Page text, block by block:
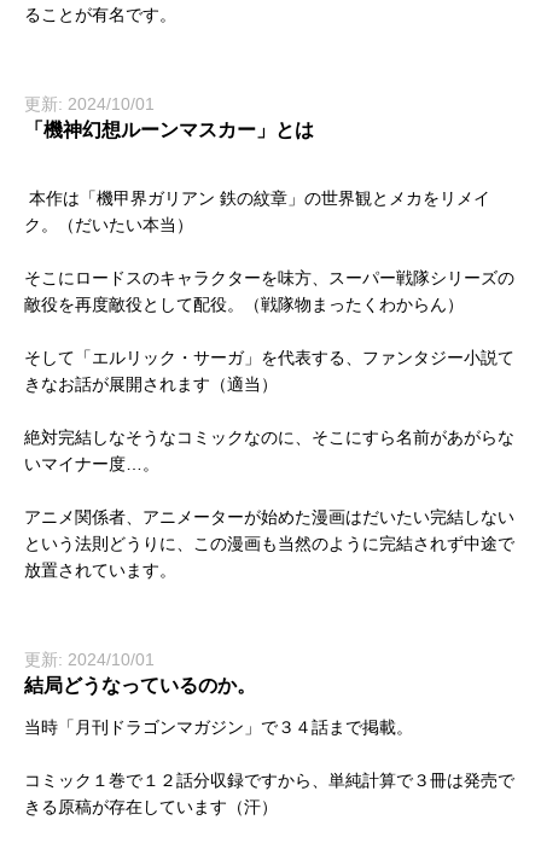
ることが有名です。
更新: 2024/10/01
「機神幻想ルーンマスカー」とは
本作は「機甲界ガリアン 鉄の紋章」の世界観とメカをリメイ
ク。（だいたい本当）
そこにロードスのキャラクターを味方、スーパー戦隊シリーズの
敵役を再度敵役として配役。（戦隊物まったくわからん）
そして「エルリック・サーガ」を代表する、ファンタジー小説て
きなお話が展開されます（適当）
絶対完結しなそうなコミックなのに、そこにすら名前があがらな
いマイナー度…。
アニメ関係者、アニメーターが始めた漫画はだいたい完結しない
という法則どうりに、この漫画も当然のように完結されず中途で
放置されています。
更新: 2024/10/01
結局どうなっているのか。
当時「月刊ドラゴンマガジン」で３４話まで掲載。
コミック１巻で１２話分収録ですから、単純計算で３冊は発売で
きる原稿が存在しています（汗）